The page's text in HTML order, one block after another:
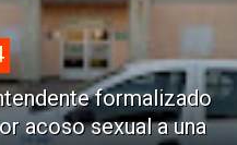
formalizado
acoso sexual a una